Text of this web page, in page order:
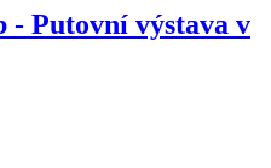
- Putovní výstava v